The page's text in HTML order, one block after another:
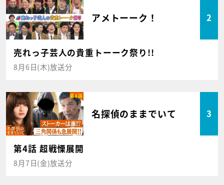
アメトーーク！ 2
売れっ子芸人の貴重トーーク祭り!!
8月6日(木)放送分
名探偵のままでいて 3
第4話 超戦慄展開
8月7日(金)放送分